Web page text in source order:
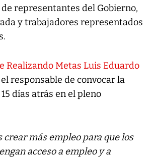
representantes del Gobierno,
y trabajadores representados
Realizando Metas Luis Eduardo
responsable de convocar la
días atrás en el pleno
crear más empleo para que los
acceso a empleo y a